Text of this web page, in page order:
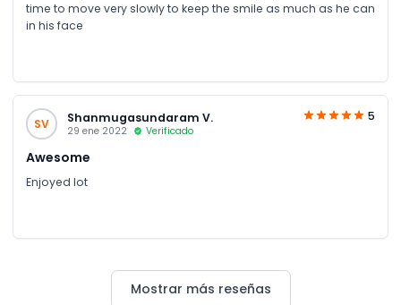
time to move very slowly to keep the smile as much as he can
in his face
SV Shanmugasundaram V.
29 ene 2022 Verificado
5
Awesome
Enjoyed lot
Mostrar más reseñas